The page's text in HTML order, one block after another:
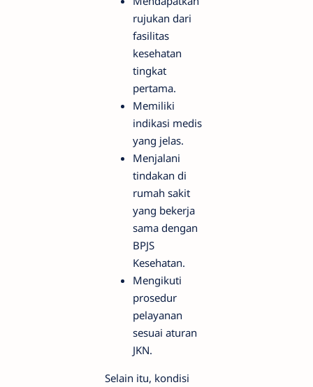
rujukan dari
fasilitas
kesehatan
tingkat
pertama.
Memiliki
indikasi medis
yang jelas.
Menjalani
tindakan di
rumah sakit
yang bekerja
sama dengan
BPJS
Kesehatan.
Mengikuti
prosedur
pelayanan
sesuai aturan
JKN.
Selain itu, kondisi